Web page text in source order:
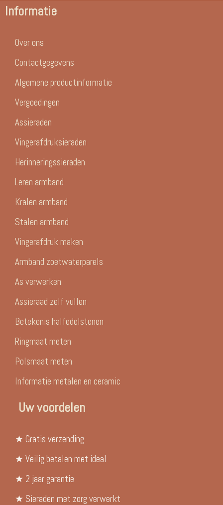
Informatie
Over ons
Contactgegevens
Algemene productinformatie
Vergoedingen
Assieraden
Vingerafdruksieraden
Herinneringssieraden
Leren armband
Kralen armband
Stalen armband
Vingerafdruk maken
Armband zoetwaterparels
As verwerken
Assieraad zelf vullen
Betekenis halfedelstenen
Ringmaat meten
Polsmaat meten
Informatie metalen en ceramic
Uw voordelen
★ Gratis verzending
★ Veilig betalen met ideal
★ 2 jaar garantie
★ Sieraden met zorg verwerkt